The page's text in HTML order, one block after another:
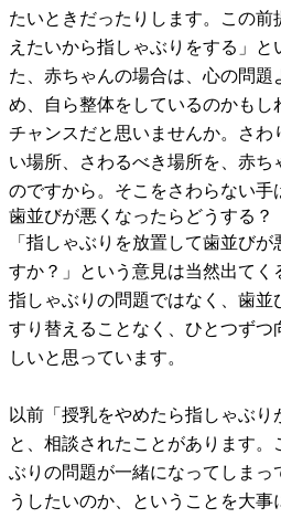
たいときだったりします。この
えたいから指しゃぶりをする」と
た、赤ちゃんの場合は、心の問題
め、自ら整体をしているのかもし
チャンスだと思いませんか。さわ
い場所、さわるべき場所を、赤ち
のですから。そこをさわらない手
歯並びが悪くなったらどうする？
「指しゃぶりを放置して歯並び
すか？」という意見は当然出てく
指しゃぶりの問題ではなく、歯並
すり替えることなく、ひとつずつ
しいと思っています。
以前「授乳をやめたら指しゃぶり
と、相談されたことがあります。
ぶりの問題が一緒になってしま
うしたいのか、ということを大